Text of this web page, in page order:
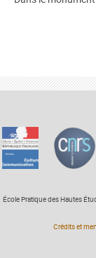
École Pratique des Hautes
Crédits et